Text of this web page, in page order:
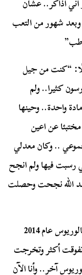
اذاكر.. عشان
شهور من التعب
طب”
“كنت من جيل
كثيرا.. ولم
واحدة.. وحينها
عن اعين
.. وكان معدلي
رسبت فيها ولم انجح
الله نجحت وحصلت
تابع: “سجلت للجامعة فورا وأنهيت البكالوريوس عام 2014
أكثر وتخرجت
آخر.. وأنا الآن